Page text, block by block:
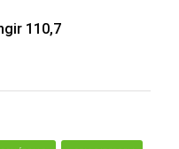
110,7